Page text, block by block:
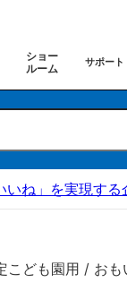
ショー
ルーム
サポート
いね」を実現す
こども園用 / お